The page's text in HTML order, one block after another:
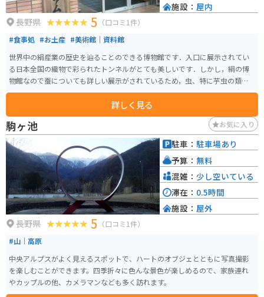
長野県 5 （口コミ1件）
#食事処 #お土産 #美術館｜資料館
世界中の絹産業の歴史を辿ることのできる博物館です．入口に展示されてい
る日本全国の織物で彩られたトンネルがとても美しいです．しかし，絹の博
物館なので蚕についても詳しい展示がされているため，虫、特に芋虫の類が
苦手な方は厳しいと思います．また，建物内に「バイキングレストラン奈々
ちゃん」というレストランがあるので，食事を取ることも可能です．
詳しく見る
施設： 屋内
駒ヶ池 お気に入り
長野県 5 （口コミ1件）
#山｜高原
中央アルプスがよく見えるスポットで、ハートのオブジェとともに写真撮影
を楽しむことができます。四季折々に色んな景色が楽しめるので、家族連れ
やカップルの他、カメラマンなども多く訪れます。
駐車： 駐車場あり
予算： 無料
混雑： 少し空いている
滞在： 0.5時間
施設： 屋外